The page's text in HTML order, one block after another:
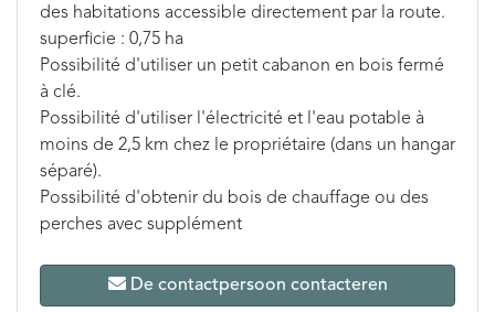
des habitations accessible directement par la route.
superficie : 0,75 ha
Possibilité d'utiliser un petit cabanon en bois fermé
à clé.
Possibilité d'utiliser l'électricité et l'eau potable à
moins de 2,5 km chez le propriétaire (dans un hangar
séparé).
Possibilité d'obtenir du bois de chauffage ou des
perches avec supplément
De contactpersoon contacteren